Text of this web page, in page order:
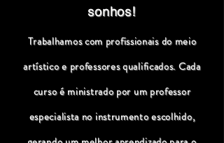
sonhos!
Trabalhamos com profissionais do meio
artístico e professores qualificados. Cada
curso é ministrado por um professor
especialista no instrumento escolhido,